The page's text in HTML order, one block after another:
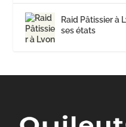
Raid Pâtissier à
ses états